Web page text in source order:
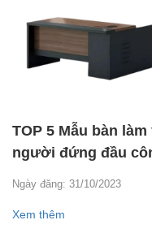
TOP 5 Mẫu bàn
người đứng đầu
Ngày đăng: 31/10/2023
Xem thêm